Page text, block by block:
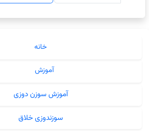
خانه
آموزش
آموزش سوزن دوزی
سوزندوزی خلاق